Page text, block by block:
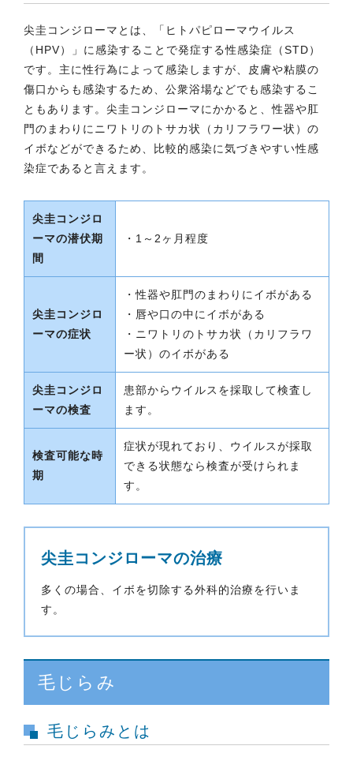
尖圭コンジローマとは、「ヒトパピローマウイルス
（HPV）」に感染することで発症する性感染症（STD）
です。主に性行為によって感染しますが、皮膚や粘膜の
傷口からも感染するため、公衆浴場などでも感染するこ
ともあります。尖圭コンジローマにかかると、性器や肛
門のまわりにニワトリのトサカ状（カリフラワー状）の
イボなどができるため、比較的感染に気づきやすい性感
染症であると言えます。
尖圭コンジロ
ーマの潜伏期
間
・1～2ヶ月程度
尖圭コンジロ
ーマの症状
・性器や肛門のまわりにイボがある
・唇や口の中にイボがある
・ニワトリのトサカ状（カリフラワ
ー状）のイボがある
尖圭コンジロ
ーマの検査
患部からウイルスを採取して検査し
ます。
検査可能な時
期
症状が現れており、ウイルスが採取
できる状態なら検査が受けられま
す。
尖圭コンジローマの治療
多くの場合、イボを切除する外科的治療を行いま
す。
毛じらみ
毛じらみとは